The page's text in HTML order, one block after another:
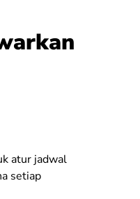
atur jadwal
setiap